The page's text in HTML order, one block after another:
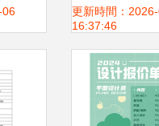
布
06
Morano優
象設計
更新時間：
16:37:46